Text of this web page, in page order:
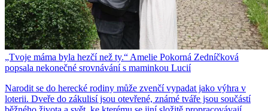
„Tvoje máma byla hezčí než ty.“ Amelie Pokorná Zedníčková
popsala nekonečné srovnávání s maminkou Lucií
Narodit se do herecké rodiny může zvenčí vypadat jako výhra v
loterii. Dveře do zákulisí jsou otevřené, známé tváře jsou součástí